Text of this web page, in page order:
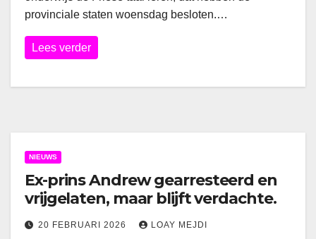
provinciale staten woensdag besloten.…
Lees verder
NIEUWS
Ex-prins Andrew gearresteerd en
vrijgelaten, maar blijft verdachte.
20 FEBRUARI 2026 LOAY MEJDI